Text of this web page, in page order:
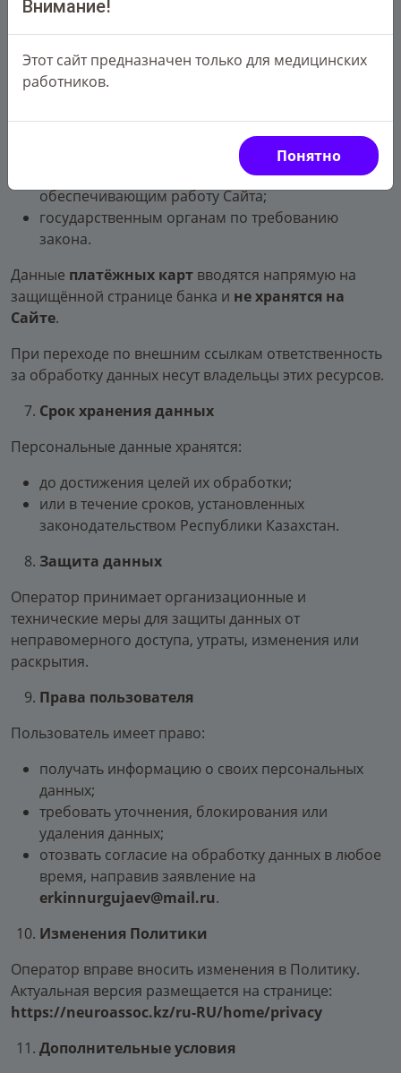
Передача данных третьим лицам
Персональные данные могут передаваться:
АО «Банк ЦентрКредит»для
проведения интернет-платежей;
техническим и сервисным провайдерам,
обеспечивающим работу Сайта;
государственным органам по требованию
закона.
Данные платёжных карт вводятся напрямую на
защищённой странице банка и не хранятся на
Сайте.
При переходе по внешним ссылкам ответственность
за обработку данных несут владельцы этих ресурсов.
Срок хранения данных
Персональные данные хранятся:
до достижения целей их обработки;
или в течение сроков, установленных
законодательством Республики Казахстан.
Защита данных
Оператор принимает организационные и
технические меры для защиты данных от
неправомерного доступа, утраты, изменения или
раскрытия.
Права пользователя
Пользователь имеет право:
получать информацию о своих персональных
данных;
требовать уточнения, блокирования или
удаления данных;
отозвать согласие на обработку данных в любое
время, направив заявление на
erkinnurgujaev@mail.ru.
Изменения Политики
Оператор вправе вносить изменения в Политику.
Актуальная версия размещается на странице:
https://neuroassoc.kz/ru-RU/home/privacy
Дополнительные условия
Внимание!
Этот сайт предназначен только для медицинских
работников.
Понятно